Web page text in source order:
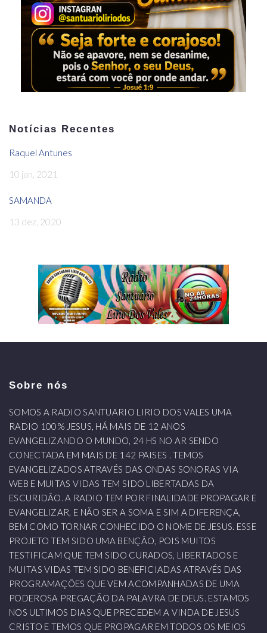
Notícias Recentes
Raquel Antunes
10 jan, 2021
SAMANDA
13 dez, 2020
Sobre nós
SOMOS A RADIO SANTUARIO LIRIO DOS VALES UMA
RADIO 100% JESUS, HÁ MAIS DE 12 ANOS
EVANGELIZANDO O MUNDO, 24 HS NO AR SENDO
CONECTADA EM MAIS DE 142 PAISES . TEMOS
EVANGELIZADOS ATRAVÉS DAS ONDAS SONORAS VIA
WEB E MUITAS VIDAS TEM SIDO LIBERTADAS DA
ESCURIDÃO. A RADIO TEM POR FINALIDADE PROPAGAR E
EVANGELIZAR, E NÃO SER A SOMA E SIM A DIFERENÇA,
BEM COMO TORNAR CONHECIDO O NOME DE JESUS. ESSE
PROJETO TEM SIDO UMA BENÇÃO, POIS MUITOS
TESTIFICAM QUE TEM SIDO CURADOS, LIBERTADOS E
MUITAS VIDAS TEM SIDO BENEFICIADAS ATRAVÉS DAS
PROGRAMAÇÕES QUE VEM ACOMPANHADAS DE UMA
PODEROSA PREGAÇÃO DA PALAVRA DE DEUS. ESTAMOS
NOS ULTIMOS DIAS QUE PRECEDEM A VINDA DE JESUS
CRISTO E TEMOS QUE PROPAGAR EM TODOS OS MEIOS